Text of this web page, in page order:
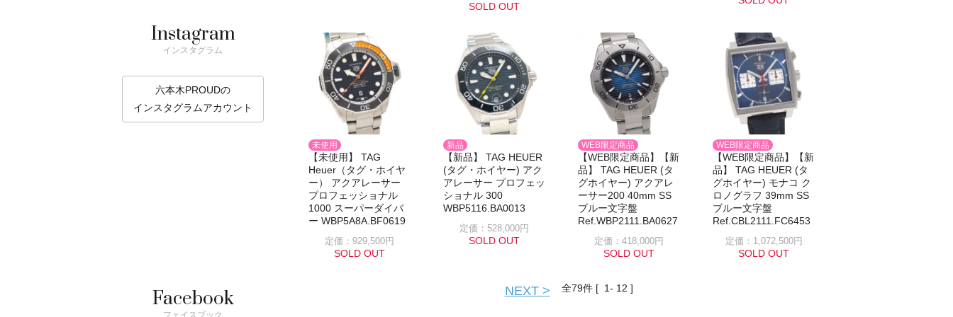
SOLD OUT
未使用
【未使用】 TAG
Heuer（タグ・ホイヤ
ー） アクアレーサー
プロフェッショナル
1000 スーパーダイバ
ー WBP5A8A.BF0619
定価：929,500円
SOLD OUT
新品
【新品】 TAG HEUER
(タグ・ホイヤー) アク
アレーサー プロフェッ
ショナル 300
WBP5116.BA0013
定価：528,000円
SOLD OUT
WEB限定商品
【WEB限定商品】【新
品】 TAG HEUER (タ
グホイヤー) アクアレ
ーサー200 40mm SS
ブルー文字盤
Ref.WBP2111.BA0627
定価：418,000円
SOLD OUT
WEB限定商品
【WEB限定商品】【新
品】 TAG HEUER (タ
グホイヤー) モナコ ク
ロノグラフ 39mm SS
ブルー文字盤
Ref.CBL2111.FC6453
定価：1,072,500円
SOLD OUT
NEXT > 全79件 [ 1- 12 ]
Instagram
インスタグラム
六本木PROUDの
インスタグラムアカウント
Facebook
フェイスブック